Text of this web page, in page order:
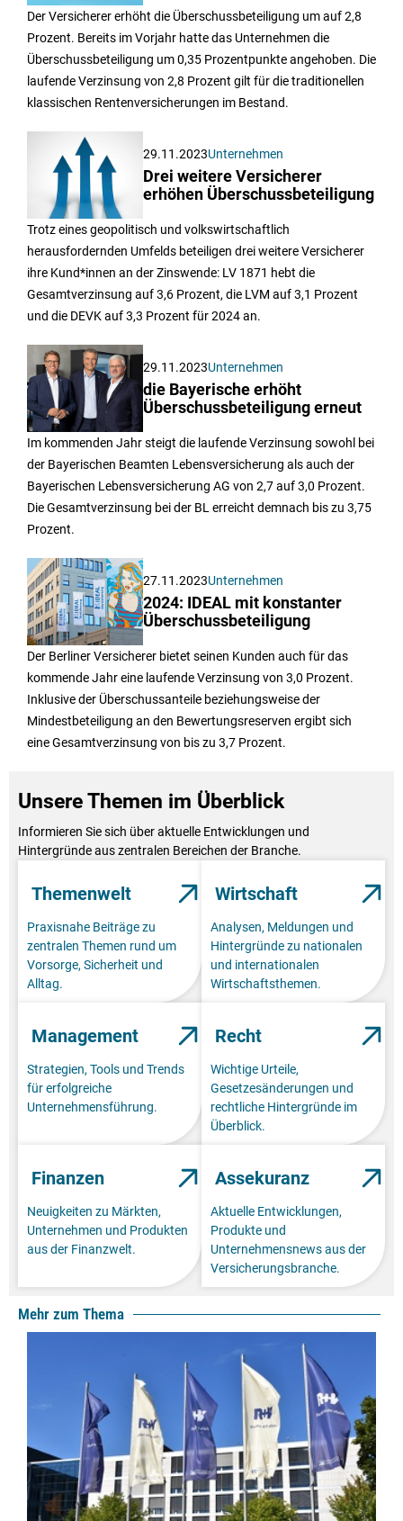
Der Versicherer erhöht die Überschussbeteiligung um auf 2,8
Prozent. Bereits im Vorjahr hatte das Unternehmen die
Überschussbeteiligung um 0,35 Prozentpunkte angehoben. Die
laufende Verzinsung von 2,8 Prozent gilt für die traditionellen
klassischen Rentenversicherungen im Bestand.
29.11.2023Unternehmen
Drei weitere Versicherer
erhöhen Überschussbeteiligung
Trotz eines geopolitisch und volkswirtschaftlich
herausfordernden Umfelds beteiligen drei weitere Versicherer
ihre Kund*innen an der Zinswende: LV 1871 hebt die
Gesamtverzinsung auf 3,6 Prozent, die LVM auf 3,1 Prozent
und die DEVK auf 3,3 Prozent für 2024 an.
29.11.2023Unternehmen
die Bayerische erhöht
Überschussbeteiligung erneut
Im kommenden Jahr steigt die laufende Verzinsung sowohl bei
der Bayerischen Beamten Lebensversicherung als auch der
Bayerischen Lebensversicherung AG von 2,7 auf 3,0 Prozent.
Die Gesamtverzinsung bei der BL erreicht demnach bis zu 3,75
Prozent.
27.11.2023Unternehmen
2024: IDEAL mit konstanter
Überschussbeteiligung
Der Berliner Versicherer bietet seinen Kunden auch für das
kommende Jahr eine laufende Verzinsung von 3,0 Prozent.
Inklusive der Überschussanteile beziehungsweise der
Mindestbeteiligung an den Bewertungsreserven ergibt sich
eine Gesamtverzinsung von bis zu 3,7 Prozent.
Unsere Themen im Überblick
Informieren Sie sich über aktuelle Entwicklungen und
Hintergründe aus zentralen Bereichen der Branche.
Themenwelt
Praxisnahe Beiträge zu
zentralen Themen rund um
Vorsorge, Sicherheit und
Alltag.
Wirtschaft
Analysen, Meldungen und
Hintergründe zu nationalen
und internationalen
Wirtschaftsthemen.
Management
Strategien, Tools und Trends
für erfolgreiche
Unternehmensführung.
Recht
Wichtige Urteile,
Gesetzesänderungen und
rechtliche Hintergründe im
Überblick.
Finanzen
Neuigkeiten zu Märkten,
Unternehmen und Produkten
aus der Finanzwelt.
Assekuranz
Aktuelle Entwicklungen,
Produkte und
Unternehmensnews aus der
Versicherungsbranche.
Mehr zum Thema